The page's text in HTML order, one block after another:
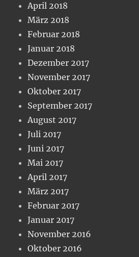
April 2018
März 2018
Februar 2018
Januar 2018
Dezember 2017
November 2017
Oktober 2017
September 2017
August 2017
Juli 2017
Juni 2017
Mai 2017
April 2017
März 2017
Februar 2017
Januar 2017
November 2016
Oktober 2016